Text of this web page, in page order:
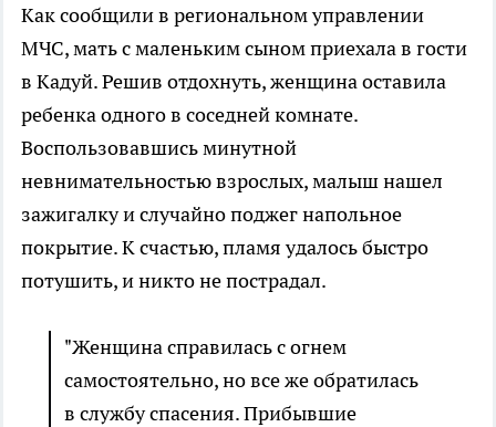
Как сообщили в региональном управлении
МЧС, мать с маленьким сыном приехала в гости
в Кадуй. Решив отдохнуть, женщина оставила
ребенка одного в соседней комнате.
Воспользовавшись минутной
невнимательностью взрослых, малыш нашел
зажигалку и случайно поджег напольное
покрытие. К счастью, пламя удалось быстро
потушить, и никто не пострадал.
"Женщина справилась с огнем
самостоятельно, но все же обратилась
в службу спасения. Прибывшие